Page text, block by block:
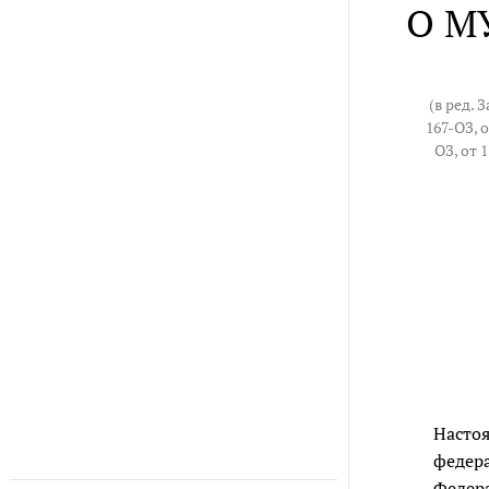
О
(в ред.
167-ОЗ,
ОЗ, от